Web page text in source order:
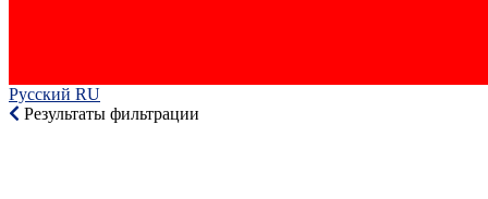
Русский RU‎
Результаты фильтрации